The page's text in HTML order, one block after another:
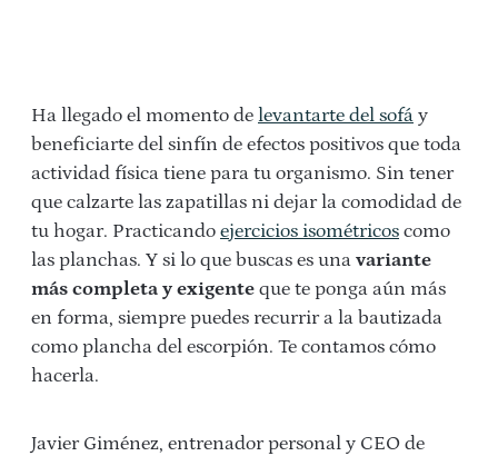
Ha llegado el momento de levantarte del sofá y
beneficiarte del sinfín de efectos positivos que toda
actividad física tiene para tu organismo. Sin tener
que calzarte las zapatillas ni dejar la comodidad de
tu hogar. Practicando ejercicios isométricos como
las planchas. Y si lo que buscas es una variante
más completa y exigente que te ponga aún más
en forma, siempre puedes recurrir a la bautizada
como plancha del escorpión. Te contamos cómo
hacerla.
Javier Giménez, entrenador personal y CEO de